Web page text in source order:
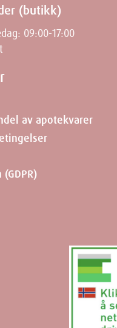
(butikk)
09:00-17:00
av apotekvarer